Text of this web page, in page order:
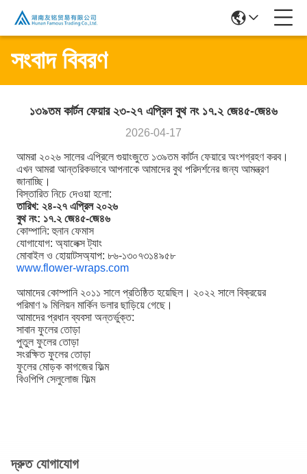
সংবাদ বিবরণ
১৩৯তম কার্টন ফেয়ার ২৩-২৭ এপ্রিল বুথ নং ১৭.২ জে৪৫-জে৪৬
2026-04-17
আমরা ২০২৬ সালের এপ্রিলে গুয়াংজুতে ১৩৯তম কার্টন ফেয়ারে অংশগ্রহণ করব।
এখন আমরা আন্তরিকভাবে আপনাকে আমাদের বুথ পরিদর্শনের জন্য আমন্ত্রণ
জানাচ্ছি।
বিস্তারিত নিচে দেওয়া হলো:
তারিখ: ২৪-২৭ এপ্রিল ২০২৬
বুথ নং: ১৭.২ জে৪৫-জে৪৬
কোম্পানি: হুনান ফেমাস
যোগাযোগ: অ্যালেক্স ট্যাং
মোবাইল ও হোয়াটসঅ্যাপ: ৮৬-১৩০৭৩১৪৯৫৮
www.flower-wraps.com
আমাদের কোম্পানি ২০১১ সালে প্রতিষ্ঠিত হয়েছিল। ২০২২ সালে বিক্রয়ের
পরিমাণ ৯ মিলিয়ন মার্কিন ডলার ছাড়িয়ে গেছে।
আমাদের প্রধান ব্যবসা অন্তর্ভুক্ত:
সাবান ফুলের তোড়া
পুতুল ফুলের তোড়া
সংরক্ষিত ফুলের তোড়া
ফুলের মোড়ক কাগজের ফিল্ম
বিওপিপি সেলুলোজ ফিল্ম
দ্রুত যোগাযোগ